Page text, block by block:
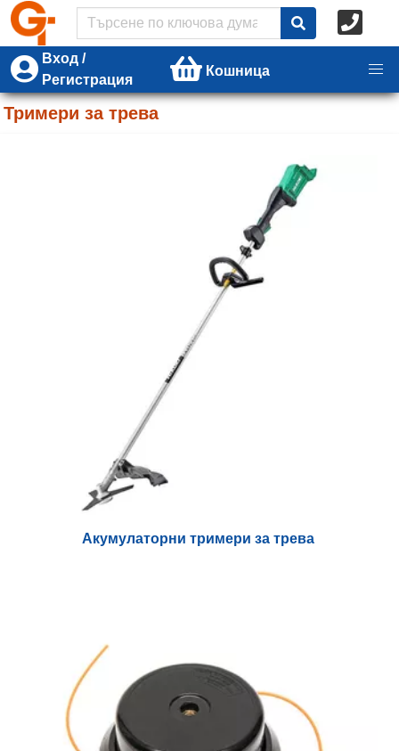
Вход /
Регистрация
Кошница
Тримери за трева
Акумулаторни тримери за трева